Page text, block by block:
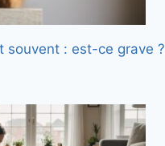
souvent : est-ce grave ?